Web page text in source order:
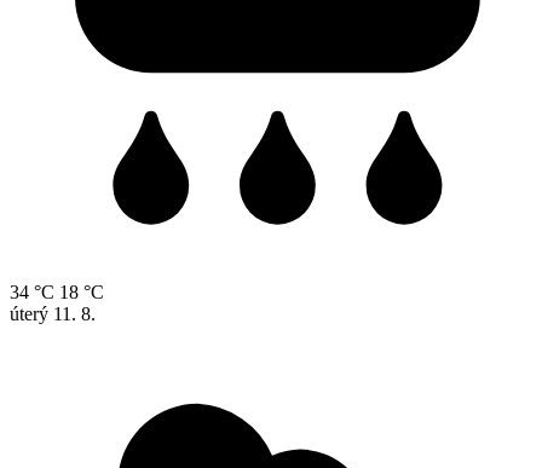
34 °C 18 °C
úterý 11. 8.